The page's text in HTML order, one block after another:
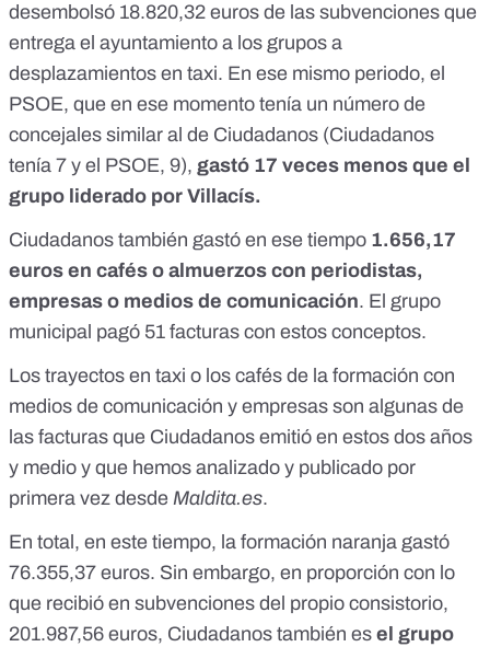
desembolsó 18.820,32 euros de las subvenciones que
entrega el ayuntamiento a los grupos a
desplazamientos en taxi. En ese mismo periodo, el
PSOE, que en ese momento tenía un número de
concejales similar al de Ciudadanos (Ciudadanos
tenía 7 y el PSOE, 9), gastó 17 veces menos que el
grupo liderado por Villacís.
Ciudadanos también gastó en ese tiempo 1.656,17
euros en cafés o almuerzos con periodistas,
empresas o medios de comunicación. El grupo
municipal pagó 51 facturas con estos conceptos.
Los trayectos en taxi o los cafés de la formación con
medios de comunicación y empresas son algunas de
las facturas que Ciudadanos emitió en estos dos años
y medio y que hemos analizado y publicado por
primera vez desde Maldita.es.
En total, en este tiempo, la formación naranja gastó
76.355,37 euros. Sin embargo, en proporción con lo
que recibió en subvenciones del propio consistorio,
201.987,56 euros, Ciudadanos también es el grupo